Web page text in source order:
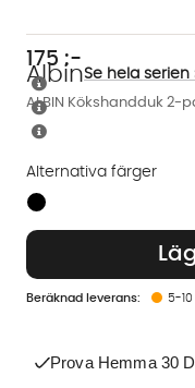
ALBIN Kökshandduk 2-
AlbinSe hela serien
175 :-
5-
Alternativa färger
Finns även i dessa
Prova Hemma 30